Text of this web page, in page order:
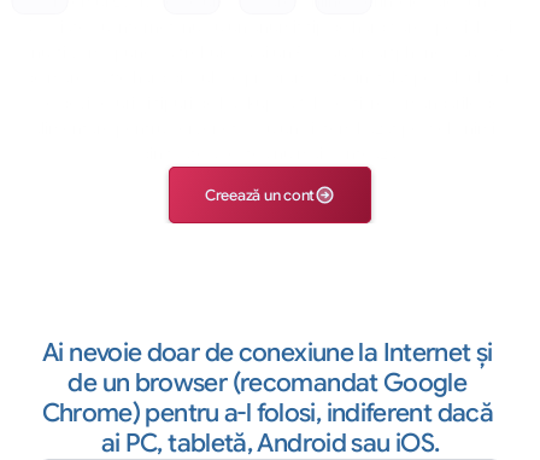
Creează un cont
Ai nevoie doar de conexiune la Internet și
de un browser (recomandat Google
Chrome) pentru a-l folosi, indiferent dacă
ai PC, tabletă, Android sau iOS.